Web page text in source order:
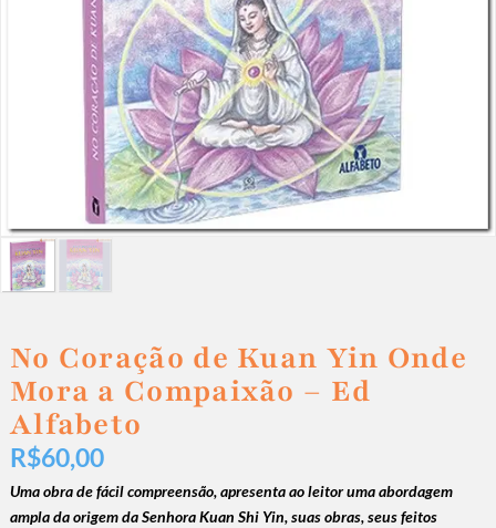
No Coração de Kuan Yin Onde
Mora a Compaixão – Ed
Alfabeto
R$60,00
Uma obra de fácil compreensão, apresenta ao leitor uma abordagem
ampla da origem da Senhora Kuan Shi Yin, suas obras, seus feitos